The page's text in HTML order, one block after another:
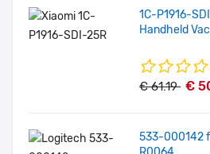
1C-P1916-
Handheld
€ 61.19 €
533-000142